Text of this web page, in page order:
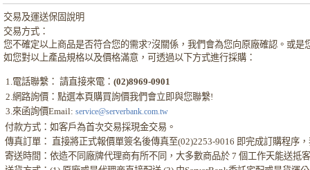
交易及運送保固說明
交易方式：
您不確定以上商品是否符合您的需求?沒關係，我們會為您向原廠確認。或
如您對以上產品規格以及價格滿意，可透過以下方式進行採購：
1.電話聯繫： 請直接來電：(02)8969-0901
2.網路詢價：點選本頁購買詢價我們會立即與您聯繫!
3.來函詢價Email: service@serverbank.com.tw
付款方式：如客戶為首次交易採現金交易。
傳真訂單： 直接將正式報價單簽名後傳真至(02)2253-9016 即完成訂購程序
寄送時間：依造不同廠牌代理商有所不同，大多數商品於 7 個工作天能送抵